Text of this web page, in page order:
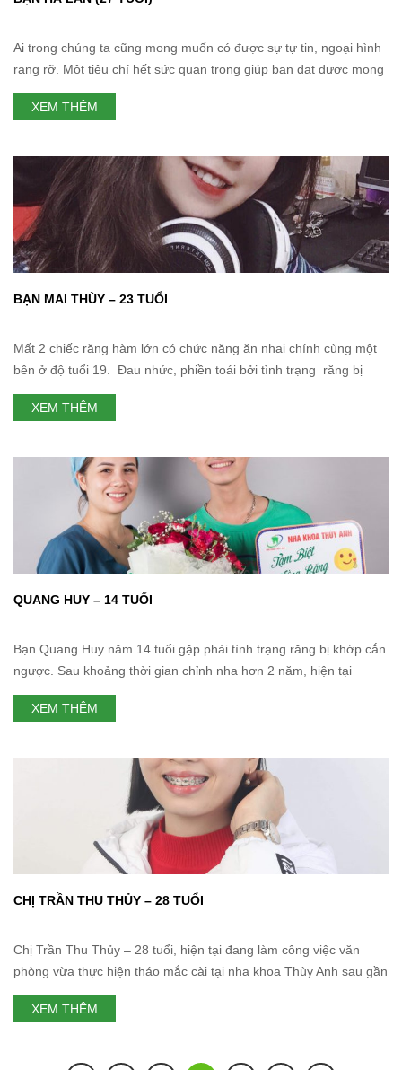
Ai trong chúng ta cũng mong muốn có được sự tự tin, ngoại hình
rạng rỡ. Một tiêu chí hết sức quan trọng giúp bạn đạt được mong
muốn đó chính là nụ cười đẹp. Người ta đã tiến hành nghiên cứu
và chỉ ra rằng ấn tượng đầu tiên khiến người khác chú ý
XEM THÊM
BẠN MAI THÙY – 23 TUỔI
Mất 2 chiếc răng hàm lớn có chức năng ăn nhai chính cùng một
bên ở độ tuổi 19. Đau nhức, phiền toái bởi tình trạng răng bị
viêm tủy, sâu cụt dần hàng ngày khiến bạn không thể tập trung
học tập được ra sao? Giải pháp nào giúp bạn lấy lại được sự
XEM THÊM
QUANG HUY – 14 TUỔI
Bạn Quang Huy năm 14 tuổi gặp phải tình trạng răng bị khớp cắn
ngược. Sau khoảng thời gian chỉnh nha hơn 2 năm, hiện tại
Quang Huy đã được tháo mắc cài. Chúng ta cùng tìm hiểu hành
trình niềng răng cho trẻ 14 tuổi của Quang Huy tại nha khoa Thùy
XEM THÊM
CHỊ TRẦN THU THỦY – 28 TUỔI
Chị Trần Thu Thủy – 28 tuổi, hiện tại đang làm công việc văn
phòng vừa thực hiện tháo mắc cài tại nha khoa Thùy Anh sau gần
3 năm. Hãy cùng lắng nghe chị Thủy chia sẻ lại câu chuyện từ
“răng hô lại còn 9630” đến hàm răng đều hoàn mỹ, đầy tự
XEM THÊM